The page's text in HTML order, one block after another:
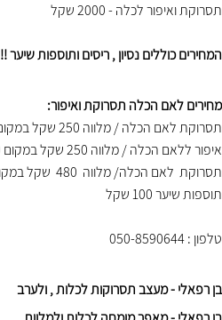
תסרוקת ואיפור לכלה - 2000 שקל
המחירים כוללים נסיון , ריסים ותוספות שיער !!
מחירים לאם הכלה תסרוקת ואיפור:
תסרוקת לאם הכלה / מלווה 250 שקל במקום 350 שקל
איפור ללאם הכלה / מלווה 250 שקל במקום 280 שקל
תסרוקת לאם הכלה/ מלווה 480 שקל במקום 550 שקל
תוספות שיער 100 שקל
טלפון : 050-8590644
בן רפאלי - מעצב תסרוקות לכלות , ולערב